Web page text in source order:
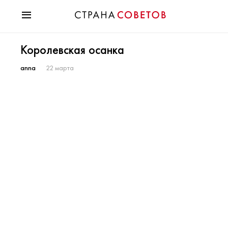
Мода
Звезды
Королевская осанка
anna 22 марта